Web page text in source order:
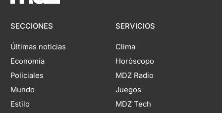
SECCIONES
Últimas noticias
Economía
Policiales
Mundo
Estilo
SERVICIOS
Clima
Horóscopo
MDZ Radio
Juegos
MDZ Tech